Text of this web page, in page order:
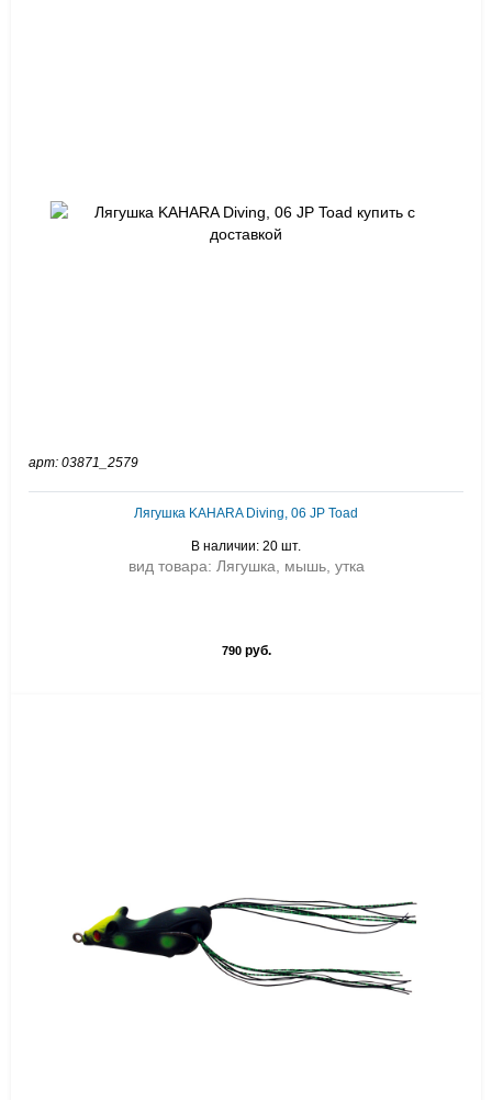
арт: 03871_2579
Лягушка KAHARA Diving, 06 JP Toad
В наличии: 20 шт.
вид товара: Лягушка, мышь, утка
790руб.